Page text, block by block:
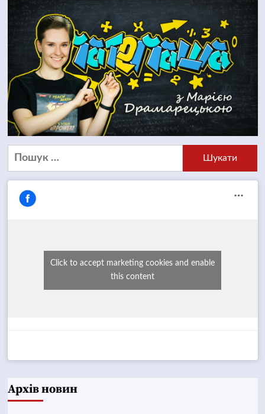
Пошук:
Click to accept marketing cookies and enable
this content
Архів новин